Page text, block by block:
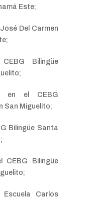
Este;
Del Carmen
Bilingüe
en el CEBG
San Miguelito;
Bilingüe Santa
Bilingüe
Carlos